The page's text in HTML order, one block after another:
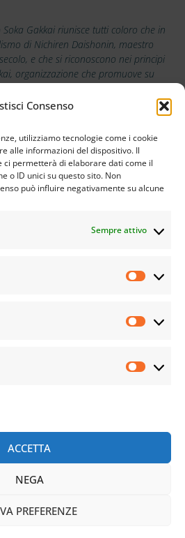
Consenso
utilizziamo tecnologie come i cookie
alle informazioni del dispositivo. Il
ci permetterà di elaborare dati come il
o ID unici su questo sito. Non
può influire negativamente su alcune
Sempre attivo
ACCETTA
NEGA
PREFERENZE
Soka Gakkai riunisce tutti coloro che in
di Nichiren Daishonin, maestro
e che si riconoscono nei principi
organizzazione che promuove su